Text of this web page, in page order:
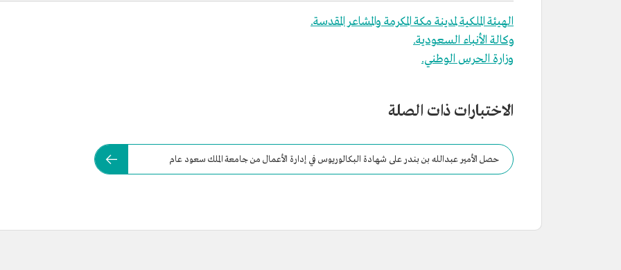
الهيئة الملكية لمدينة مكة المكرمة والمشاعر المقدسة.
وكالة الأنباء السعودية.
وزارة الحرس الوطني.
الاختبارات ذات الصلة
حصل الأمير عبدالله بن بندر على شهادة البكالوريوس في إدارة الأعمال من جامعة الملك سعود عام